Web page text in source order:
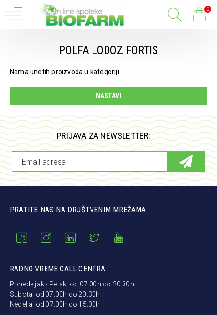
0
POLFA LODOZ FORTIS
Nema unetih proizvoda u kategoriji.
NASTAVI
PRIJAVA ZA NEWSLETTER:
PRATITE NAS NA DRUŠTVENIM MREŽAMA
RADNO VREME CALL CENTRA
Ponedeljak - Petak: od 07:00h do 20:30h
Subota: od 07:00h do 20:30h
Nedelja: od 07:00h do 15:00h